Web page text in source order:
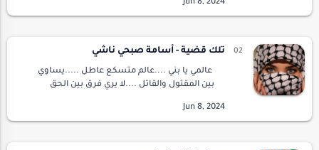
روائيالمستقبلصاحب تصور ثاقبرسائله غير
تلك قضية - أسامة صبحي ناشي
عالمي يا بني ....عالم متسكع عاطل .....يساوي
بين المقتول والقاتل ....لا يري فرق بين الحق
ويماطل ....عالمي يا بني .....كيان ق…